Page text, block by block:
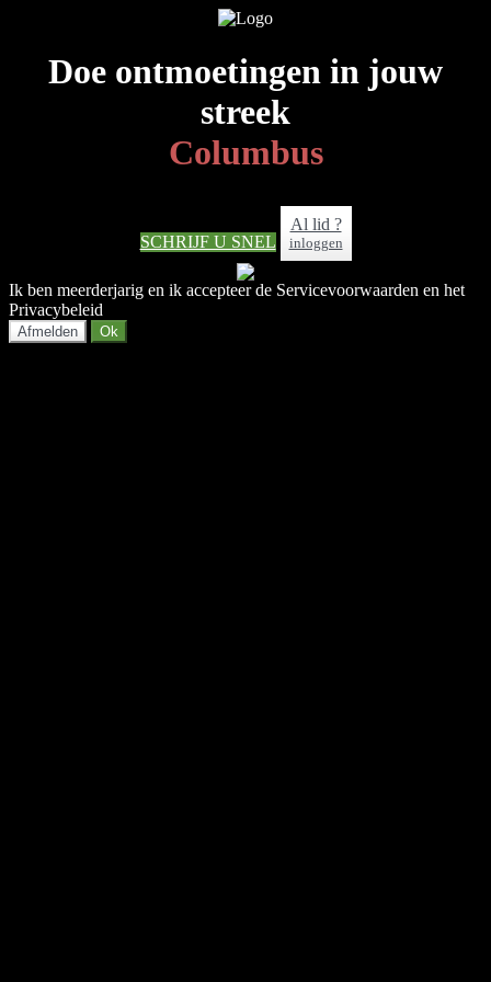
Doe ontmoetingen in jouw
streek
Columbus
SCHRIJF U SNEL
Al lid ?
inloggen
Ik ben meerderjarig en ik accepteer de Servicevoorwaarden en het
Privacybeleid
Afmelden Ok